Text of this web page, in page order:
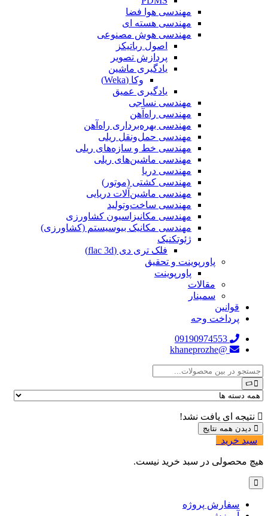
مهندسی هوا فضا
مهندسی هسته ای
مهندسی هوش مصنوعی
اصول رباتیکز
پردازش تصویر
یادگیری ماشین
وکا (Weka)
یادگیری عمیق
مهندسی نساجی
مهندسی راه‌آهن
مهندسی بهره‌برداری راه‌آهن
مهندسی حمل‌ونقل ریلی
مهندسی خط و سازه‌های ریلی
مهندسی ماشین‌های ریلی
مهندسی دریا
مهندسی کشتی (موتور)
مهندسی ماشین‌آلات دریایی
مهندسی ساخت‌وتولید
مهندسی مکانیزاسیون کشاورزی
مهندسی مکانیک بیوسیستم (کشاورزی)
ژئوتکنیک
فلک تری دی (flac 3d)
پاورپوینت و تحقیق
پاورپوینت
مقالات
سمینار
قوانین
پرداخت وجه
09190974553
@khaneprozhe
نتیجه ای یافت نشد!
سبد خرید
هیچ محصولی در سبد خرید نیست.
سفارش پروژه